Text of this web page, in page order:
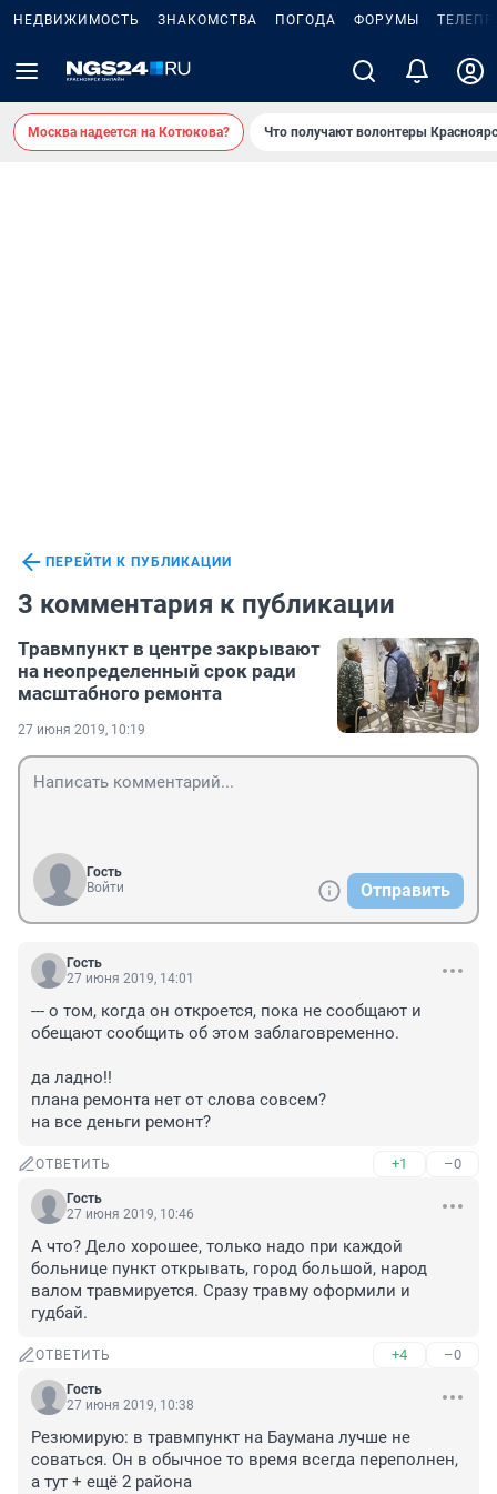
НЕДВИЖИМОСТЬ ЗНАКОМСТВА ПОГОДА ФОРУМЫ
Москва надеется на Котюкова? Что получают волонтеры
ПЕРЕЙТИ К ПУБЛИКАЦИИ
3 комментария к публикации
Травмпункт в центре закрывают
на неопределенный срок ради
масштабного ремонта
27 июня 2019, 10:19
Гость
Войти
Отправить
Гость
27 июня 2019, 14:01
--- о том, когда он откроется, пока не сообщают и
обещают сообщить об этом заблаговременно.
да ладно!!
плана ремонта нет от слова совсем?
на все деньги ремонт?
ОТВЕТИТЬ +1 –0
Гость
27 июня 2019, 10:46
А что? Дело хорошее, только надо при каждой
больнице пункт открывать, город большой, народ
валом травмируется. Сразу травму оформили и
гудбай.
ОТВЕТИТЬ +4 –0
Гость
27 июня 2019, 10:38
Резюмирую: в травмпункт на Баумана лучше не
соваться. Он в обычное то время всегда переполнен,
а тут + ещё 2 района